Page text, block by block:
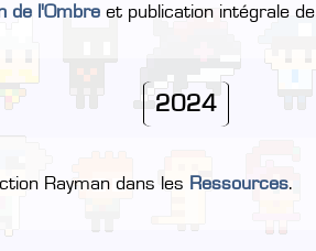
de l'Ombre et publication intégrale de
2024
Rayman dans les Ressources.